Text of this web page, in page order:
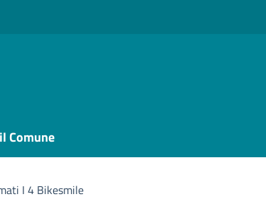
Comune
I 4 Bikesmile